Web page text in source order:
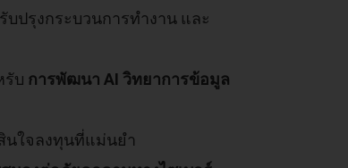
ปรุงกระบวนการทำงาน และ
รับ การพัฒนา AI วิทยาการข้อมูล
นใจลงทุนที่แม่นยำ